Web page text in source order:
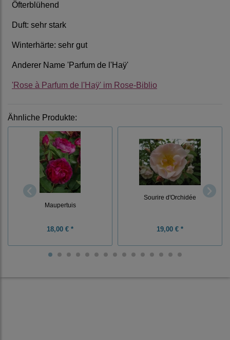
Öfterblühend
Duft: sehr stark
Winterhärte: sehr gut
Anderer Name 'Parfum de l'Haÿ'
'Rose à Parfum de l'Haÿ' im Rose-Biblio
Ähnliche Produkte:
Maupertuis
18,00 € *
Sourire d'Orchidée
19,00 € *